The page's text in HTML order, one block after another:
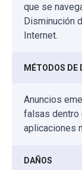
que se
Disminución
Internet.
MÉTODOS DE
Anuncios
falsas
aplicaciones
DAÑOS